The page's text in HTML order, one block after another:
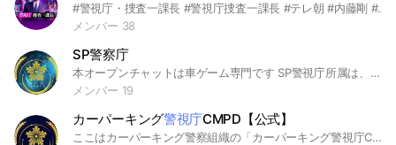
#警視庁・捜査一課長 #警視庁捜査一課長 #テレ朝 #内藤剛 #ビビ
メンバー 38
SP警察庁
本オープンチャットは車ゲーム専門です SP警視庁所属は、どうぞお入りください。 ※必ずカーパーキング名で入ってください
メンバー 19
カーパーキング警視庁CMPD【公式】
ここはカーパーキング警察組織の「カーパーキング警視庁CMPD（Carparking Metropolitan police Department）」 の公式LINEオープンチャットです！ カーパーキング警視庁CMPDは2022年7月に設立し、翌年末に解散しましたが、2年の時を経て、復活することにしました！ 通常業務はパトロール、荒らし取締、チーター取締となっています。 カーパーキング内で害悪行為にあったときの相談も対応しています！ 新規警察官になりたいという人はまず採用試験会場に参加してね！ 参加後採用試験を受けてもらい、正式に採用するか決めます。 ※あくまでゲーム内の警察です。現実で起こったことは対応しかねます。